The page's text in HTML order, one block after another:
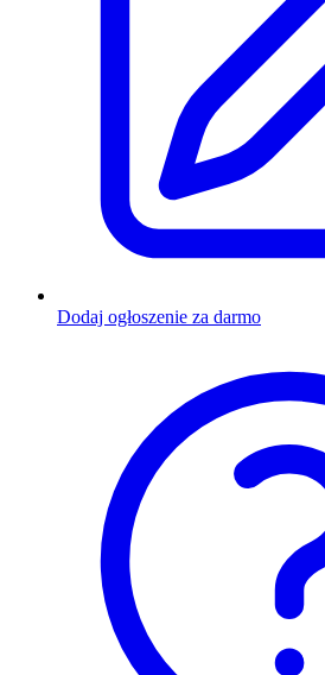
Dodaj ogłoszenie za darmo